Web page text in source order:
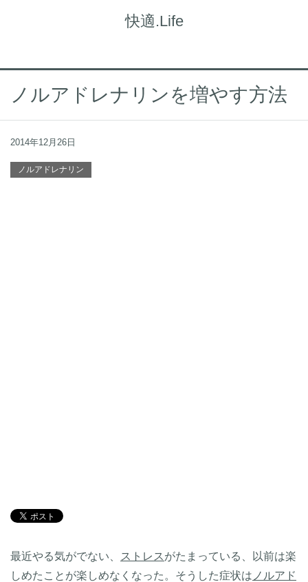
快適.Life
ノルアドレナリンを増やす方法
2014年12月26日
ノルアドレナリン
最近やる気がでない、 ストレス がたまっている、以前は楽
しめたことが楽しめなくなった。そうした症状は ノルアド